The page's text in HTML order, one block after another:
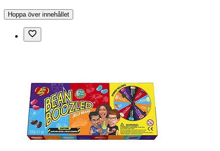
Hoppa över innehållet